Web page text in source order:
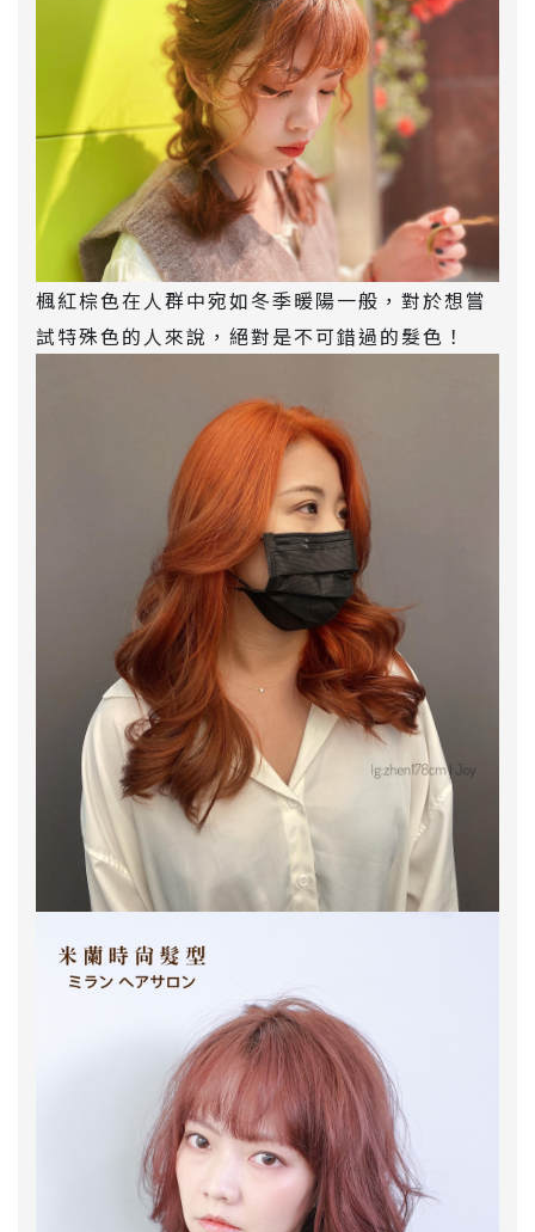
楓紅棕色在人群中宛如冬季暖陽一般，對於想嘗
試特殊色的人來說，絕對是不可錯過的髮色！